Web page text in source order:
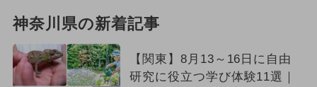
神奈川県の新着記事
【関東】8月13～16日に自由
研究に役立つ学び体験11選｜